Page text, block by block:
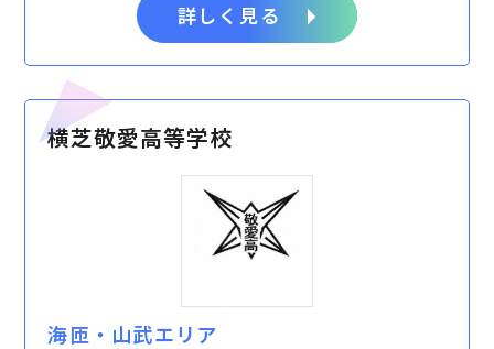
詳しく見る
横芝敬愛高等学校
海匝・⼭武エリア